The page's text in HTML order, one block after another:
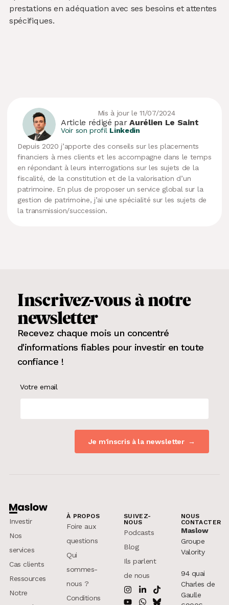
prestations en adéquation avec ses besoins et attentes
spécifiques.
Mis à jour le 11/07/2024
Article rédigé parAurélien Le Saint
Voir son profil Linkedin
Depuis 2020 j’apporte des conseils sur les placements
financiers à mes clients et les accompagne dans le temps
en répondant à leurs interrogations sur les sujets de la
fiscalité, de la constitution et de la valorisation d’un
patrimoine. En plus de proposer un service global sur la
gestion de patrimoine, j’ai une spécialité sur les sujets de
la transmission/succession.
Inscrivez-vousà notre
newsletter
Recevez chaque mois un concentré
d'informations fiables pour investir en toute
confiance !
Votre email
Investir
Nos
services
Cas clients
Ressources
Notre
À PROPOS
Foire aux
questions
Qui
sommes-
nous ?
Conditions
SUIVEZ-
NOUS
Podcasts
Blog
Ils parlent
de nous
NOUS
CONTACTER
Maslow
Groupe
Valority
94 quai
Charles de
Gaulle